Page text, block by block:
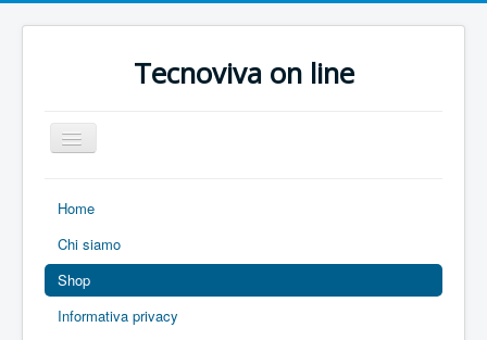
Tecnoviva on line
Toggle
Navigation
Home
Chi siamo
Shop
Informativa privacy